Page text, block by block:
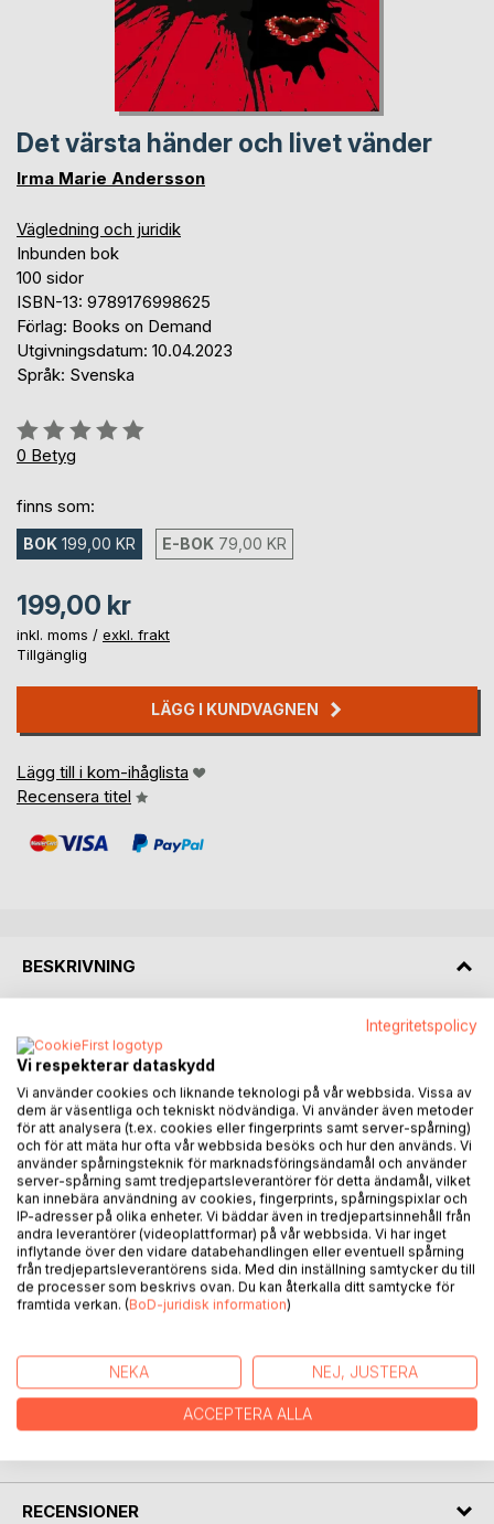
Det värsta händer och livet vänder
Irma Marie Andersson
Vägledning och juridik
Inbunden bok
100 sidor
ISBN-13: 9789176998625
Förlag: Books on Demand
Utgivningsdatum: 10.04.2023
Språk: Svenska
Betyg::
0%
0 Betyg
finns som:
BOK 199,00 KR E-BOK 79,00 KR
199,00 kr
inkl. moms / exkl. frakt
Tillgänglig
LÄGG I KUNDVAGNEN
Lägg till i kom-ihåglista
Recensera titel
BESKRIVNING
Hur man kan gå vidare fast man har förlorat sitt barn. Min
resa och tankar som har påverkat mig och fortsätta gå
framåt och välja livet.
Boken handlar om vad som jag tror är rätt för mig och kan
dela med andra som går igenom sorg. Reflektering och din
inre styrka. Hur jag kan återbygga mig själv igen. Jag vill
leva mitt liv för de som finns kvar i livet fullt ut.
Sorg är olika för alla personer vi möter idag. Boken vänder
sig till alla som vill berätta sin berättelse och ta hjälp av
varandra i sin väg i förlusten av en nära anhörig. Livet känns
FÖRFATTARE
RECENSIONER
Integritetspolicy
Vi respekterar dataskydd
Vi använder cookies och liknande teknologi på vår webbsida. Vissa av
dem är väsentliga och tekniskt nödvändiga. Vi använder även metoder
för att analysera (t.ex. cookies eller fingerprints samt server-spårning)
och för att mäta hur ofta vår webbsida besöks och hur den används. Vi
använder spårningsteknik för marknadsföringsändamål och använder
server-spårning samt tredjepartsleverantörer för detta ändamål, vilket
kan innebära användning av cookies, fingerprints, spårningspixlar och
IP-adresser på olika enheter. Vi bäddar även in tredjepartsinnehåll från
andra leverantörer (videoplattformar) på vår webbsida. Vi har inget
inflytande över den vidare databehandlingen eller eventuell spårning
från tredjepartsleverantörens sida. Med din inställning samtycker du till
de processer som beskrivs ovan. Du kan återkalla ditt samtycke för
framtida verkan. (BoD-juridisk information)
NEKA NEJ, JUSTERA
ACCEPTERA ALLA